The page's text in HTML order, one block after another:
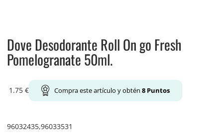
Dove Desodorante Roll On go Fresh
Pomelogranate 50ml.
1.75 € Compra este artículo y obtén 8Puntos
96032435,96033531